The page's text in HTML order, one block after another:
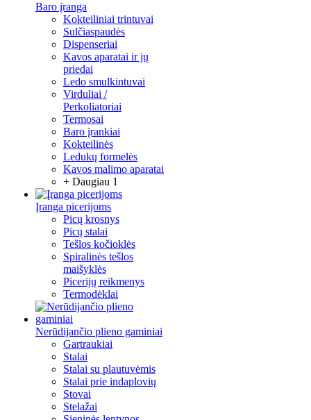
Baro įranga
Kokteiliniai trintuvai
Sulčiaspaudės
Dispenseriai
Kavos aparatai ir jų
priedai
Ledo smulkintuvai
Virduliai /
Perkoliatoriai
Termosai
Baro įrankiai
Kokteilinės
Ledukų formelės
Kavos malimo aparatai
+ Daugiau 1
Įranga picerijoms
Picų krosnys
Picų stalai
Tešlos kočioklės
Spiralinės tešlos
maišyklės
Picerijų reikmenys
Termodėklai
Nerūdijančio plieno gaminiai
Gartraukiai
Stalai
Stalai su plautuvėmis
Stalai prie indaplovių
Stovai
Stelažai